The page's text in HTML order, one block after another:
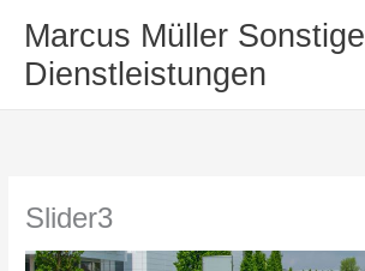
Inhalt
springen
Marcus Müller Sonstige
Dienstleistungen
Slider3